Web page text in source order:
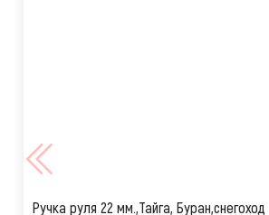
Ручка руля 22 мм.,Тайга, Буран,снегоход